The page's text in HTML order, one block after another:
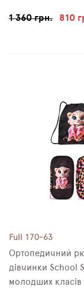
1 360 грн. 810
Full 170-63
Ортопедичний
дівчинки School
молодших класів